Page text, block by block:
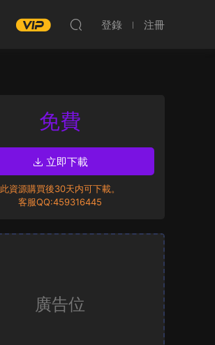
登錄 注冊
免費
立即下載
此資源購買後30天内可下載。
客服QQ:459316445
廣告位